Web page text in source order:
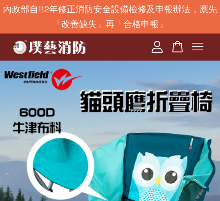
內政部自112年修正消防安全設備檢修及申報辦法，應先
「改善缺失」再「合格申報」
您的購物車目前還是空的。